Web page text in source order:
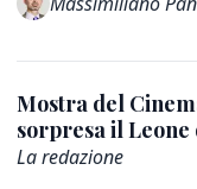
Mostra del
sorpresa il Leone
La redazione